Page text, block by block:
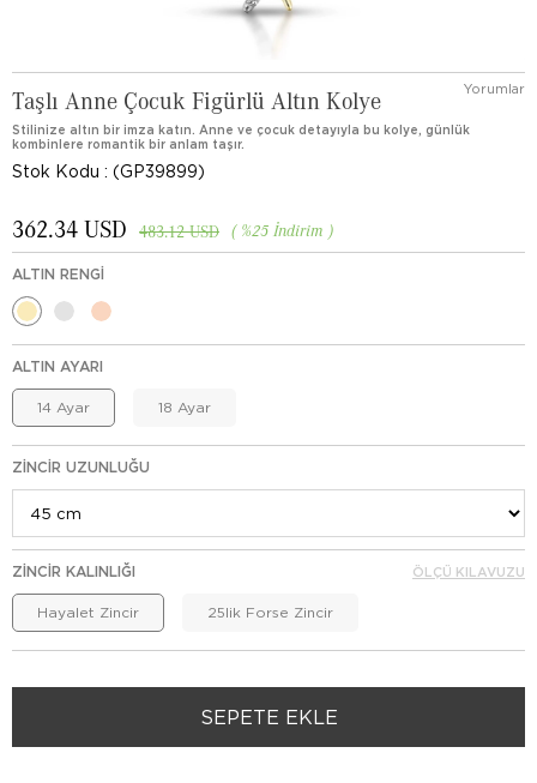
Taşlı Anne Çocuk Figürlü Altın Kolye Yorumlar
Stilinize altın bir imza katın. Anne ve çocuk detayıyla bu kolye, günlük
kombinlere romantik bir anlam taşır.
Stok Kodu (GP39899)
%25 İndirim
483.12 USD
362.34 USD
ALTIN RENGI
ALTIN AYARI
14 Ayar 18 Ayar
ZINCIR UZUNLUĞU
ZINCIR KALINLIĞI
Hayalet Zincir 25lik Forse Zincir
ÖLÇÜ KILAVUZU